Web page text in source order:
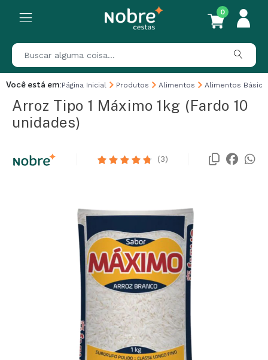
0
Você está em:Página Inicial Produtos Alimentos Alimentos
Arroz Tipo 1 Máximo 1kg (Fardo 10
unidades)
(3)